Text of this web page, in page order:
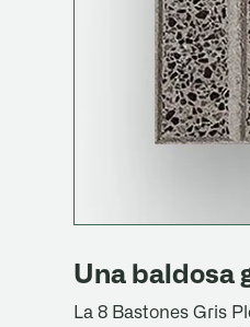
Una baldosa
La 8 Bastones Gris